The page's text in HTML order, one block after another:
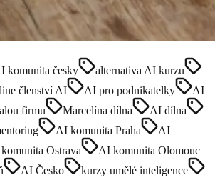
komunita česky
alternativa AI kurzu
členství AI AI pro podnikatelky
AI
firmu Marcelína dílna
AI dílna
AI komunita Praha
AI
Ostrava
AI komunita Olomouc
AI Česko
kurzy umělé inteligence